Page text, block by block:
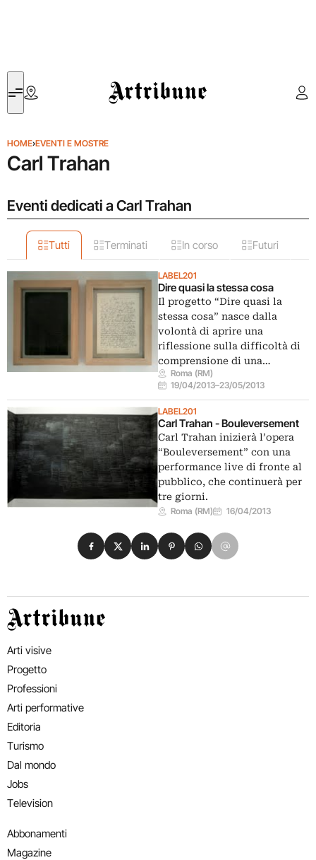
Artribune
HOME›EVENTI E MOSTRE
Carl Trahan
Eventi dedicati a Carl Trahan
Tutti Terminati In corso Futuri
LABEL201
Dire quasi la stessa cosa
Il progetto “Dire quasi la
stessa cosa” nasce dalla
volontà di aprire una
riflessione sulla difficoltà di
comprensione di una…
Roma (RM)
19/04/2013–23/05/2013
LABEL201
Carl Trahan - Bouleversement
Carl Trahan inizierà l’opera
“Bouleversement” con una
performance live di fronte al
pubblico, che continuerà per
tre giorni.
Roma (RM) 16/04/2013
Condividi su Facebook
Condividi su X
Condividi su LinkedIn
Condividi su Pinterest
Condividi su WhatsApp
Condividi su Email
Artribune
Arti visive
Progetto
Professioni
Arti performative
Editoria
Turismo
Dal mondo
Jobs
Television
Abbonamenti
Magazine